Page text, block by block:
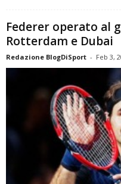
Federer operato al
Rotterdam e Dubai
Redazione BlogDiSport - Feb 3,